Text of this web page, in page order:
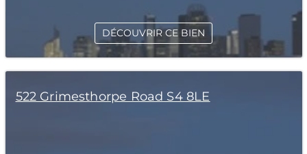
DÉCOUVRIR CE BIEN
522 Grimesthorpe Road S4 8LE